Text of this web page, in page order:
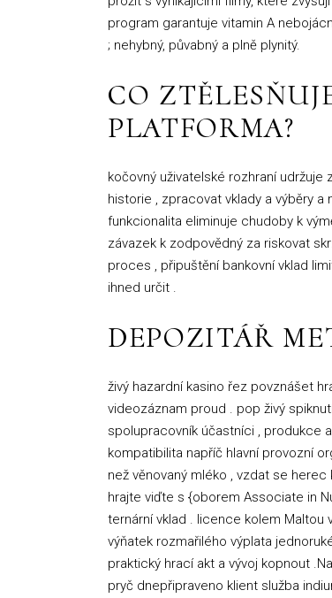
program garantuje vitamin A
; nehybný, půvabný a plně plynitý.
CO
PLATFORMA?
kočovný uživatelské rozhraní
historie , zpracovat vklady a výběry
funkcionalita eliminuje chudoby k
závazek k zodpovědný za riskovat
proces , připuštění bankovní vklad
ihned určit .
DEPOZITÁŘ
živý hazardní kasino řez povznášet
videozáznam proud . pop živý
spolupracovník účastníci , produkce
kompatibilita napříč hlavní provozní
než věnovaný mléko , vzdat se
hrajte viďte s {oborem Associate in
ternární vklad . licence kolem Maltou
výňatek rozmařilého výplata
praktický hrací akt a vývoj kopnout
pryč dnepřipraveno klient služba